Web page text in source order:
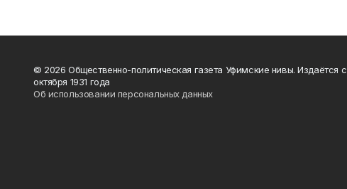
© 2026 Общественно-политическая газета Уфимские нивы. Издаётся с
октября 1931 года
Об использовании персональных данных